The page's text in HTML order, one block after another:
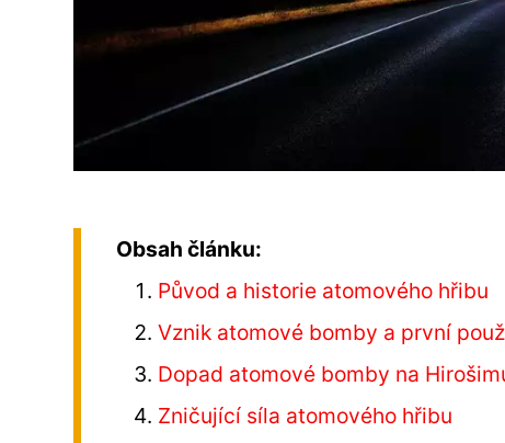
Obsah článku:
Původ a historie atomového hřibu
Vznik atomové bomby a první
Dopad atomové bomby na
Zničující síla atomového hřibu